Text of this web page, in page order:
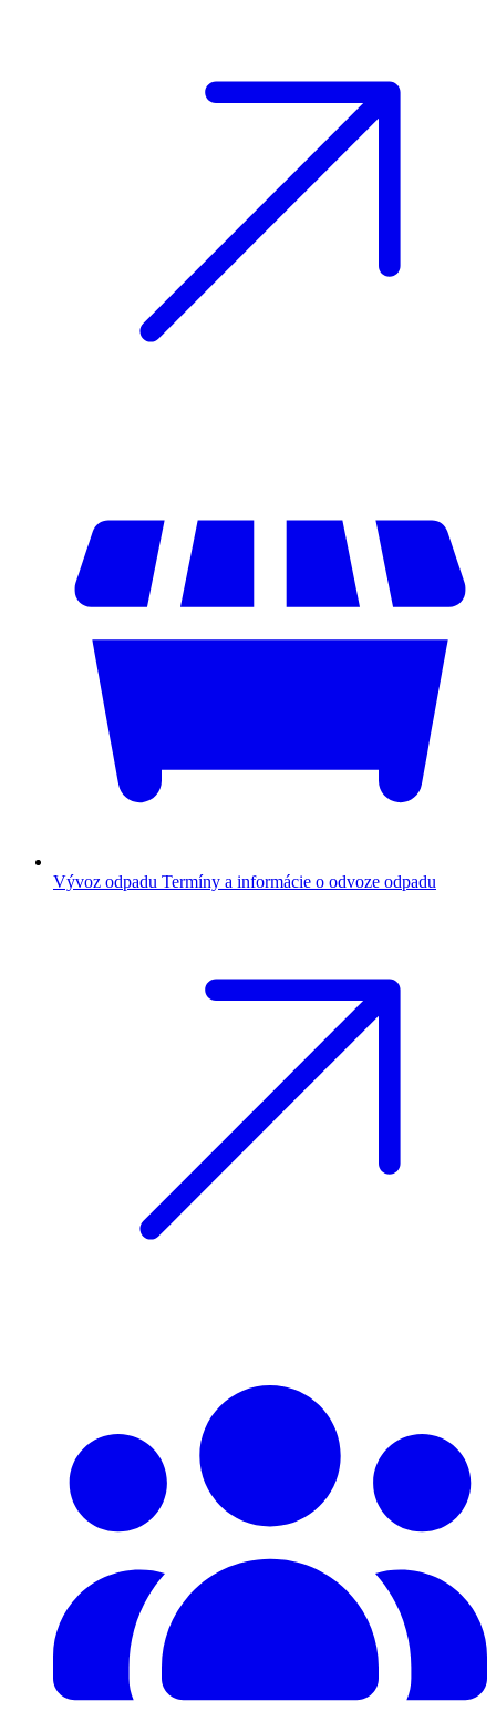
Vývoz odpadu Termíny a informácie o odvoze odpadu